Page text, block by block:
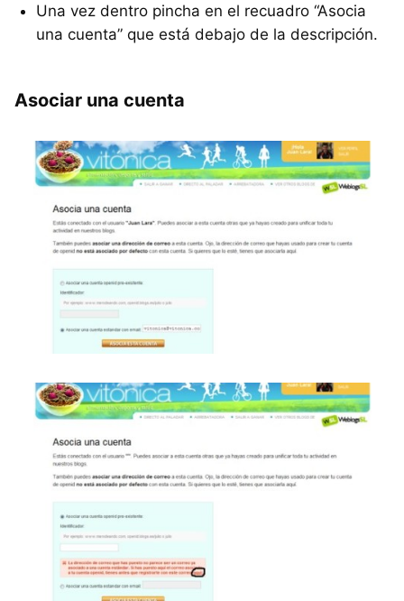
Una vez dentro pincha en el recuadro “Asocia
una cuenta” que está debajo de la descripción.
Asociar una cuenta